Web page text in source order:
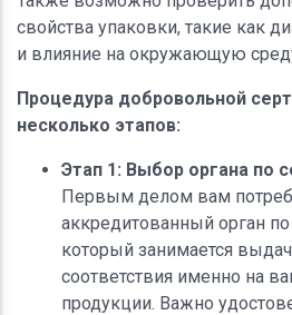
свойства упаковки, такие как
и влияние на окружающую
Процедура добровольной
несколько этапов:
Этап 1: Выбор органа по
Первым делом вам
аккредитованный орган
который занимается
соответствия именно на
продукции. Важно